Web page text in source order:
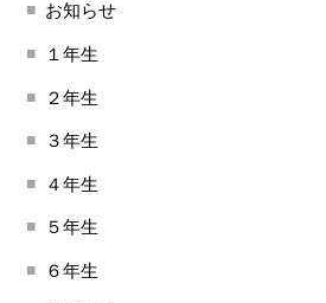
お知らせ
１年生
２年生
３年生
４年生
５年生
６年生